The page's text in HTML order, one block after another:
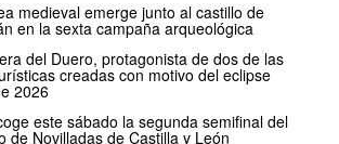
medieval emerge junto al castillo de
en la sexta campaña arqueológica
del Duero, protagonista de dos de las
creadas con motivo del eclipse
2026
este sábado la segunda semifinal del
de Novilladas de Castilla y León